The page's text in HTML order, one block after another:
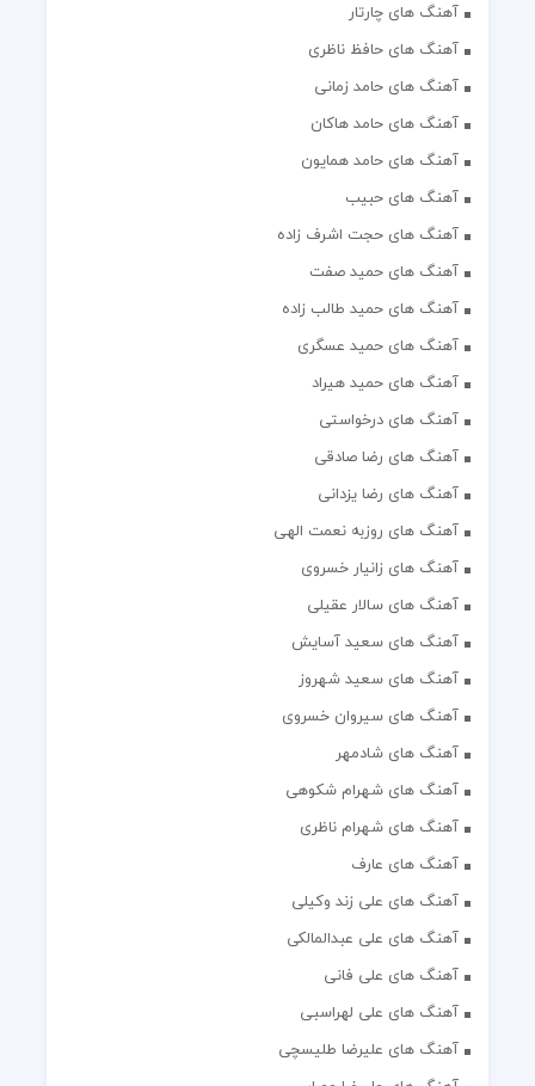
آهنگ های چارتار
آهنگ های حافظ ناظری
آهنگ های حامد زمانی
آهنگ های حامد هاکان
آهنگ های حامد همایون
آهنگ های حبیب
آهنگ های حجت اشرف زاده
آهنگ های حمید صفت
آهنگ های حمید طالب زاده
آهنگ های حمید عسگری
آهنگ های حمید هیراد
آهنگ های درخواستی
آهنگ های رضا صادقی
آهنگ های رضا یزدانی
آهنگ های روزبه نعمت الهی
آهنگ های زانیار خسروی
آهنگ های سالار عقیلی
آهنگ های سعید آسایش
آهنگ های سعید شهروز
آهنگ های سیروان خسروی
آهنگ های شادمهر
آهنگ های شهرام شکوهی
آهنگ های شهرام ناظری
آهنگ های عارف
آهنگ های علی زند وکیلی
آهنگ های علی عبدالمالکی
آهنگ های علی فانی
آهنگ های علی لهراسبی
آهنگ های علیرضا طلیسچی